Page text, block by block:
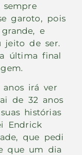
garoto, pois
e
jeito de ser.
última final
irá ver
de 32 anos
histórias
Endrick
que pedi
que um dia